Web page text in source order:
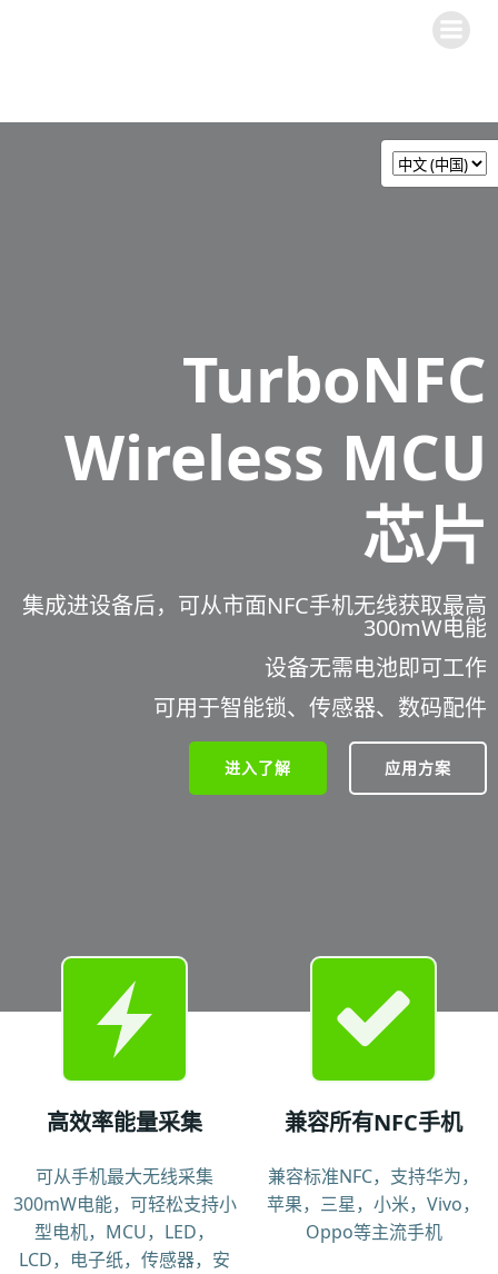
容
TurboNFC
Wireless MCU
芯片
集成进设备后，可从市面NFC手机无线获取最高
300mW电能
设备无需电池即可工作
可用于智能锁、传感器、数码配件
进入了解 应用方案
高效率能量采集
可从手机最大无线采集
300mW电能，可轻松支持小
型电机，MCU，LED，
LCD，电子纸，传感器，安
兼容所有NFC手机
兼容标准NFC，支持华为，
苹果，三星，小米，Vivo，
Oppo等主流手机